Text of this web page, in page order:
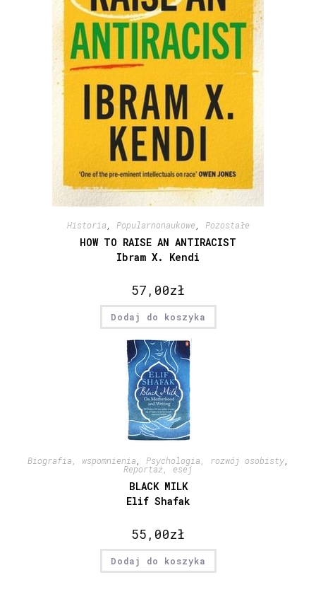
Historia Popularnonaukowe Pozostałe
HOW TO RAISE AN ANTIRACIST
Ibram X. Kendi
57,00zł
Dodaj do koszyka
Biografia, wspomnienia Psychologia, rozwój osobisty,
Reportaż, esej
BLACK MILK
Elif Shafak
55,00zł
Dodaj do koszyka